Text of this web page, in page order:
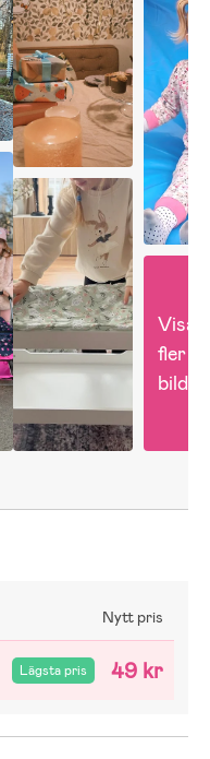
Visa
fler
bilder
Nytt pris
Lägsta pris 49 kr